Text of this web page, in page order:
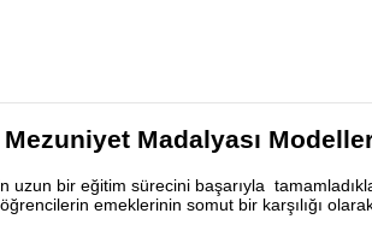
Madalyası
bir eğitim sürecini başarıyla
emeklerinin somut bir karşılığı